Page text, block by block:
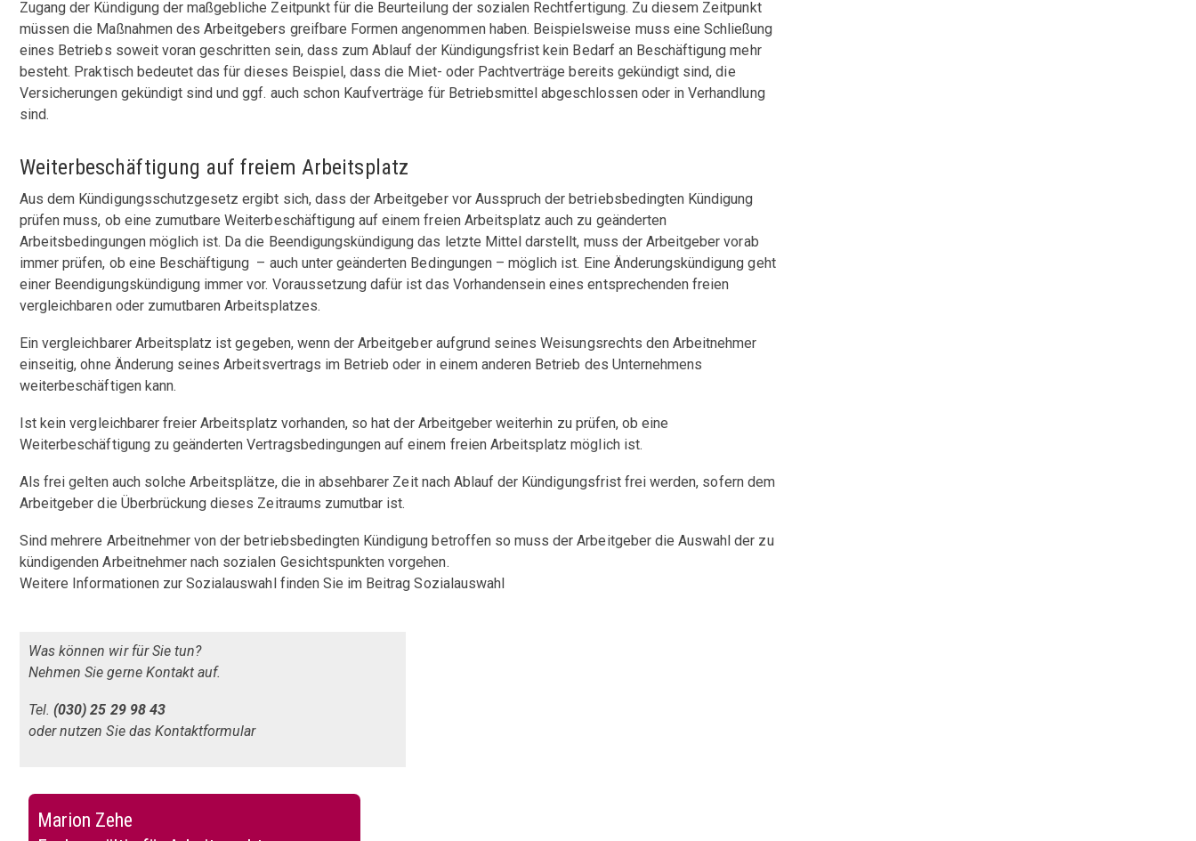
Zugang der Kündigung der maßgebliche Zeitpunkt für die Beurteilung der sozialen Rechtfertigung. Zu diesem Zeitpunkt
müssen die Maßnahmen des Arbeitgebers greifbare Formen angenommen haben. Beispielsweise muss eine Schließung
eines Betriebs soweit voran geschritten sein, dass zum Ablauf der Kündigungsfrist kein Bedarf an Beschäftigung mehr
besteht. Praktisch bedeutet das für dieses Beispiel, dass die Miet- oder Pachtverträge bereits gekündigt sind, die
Versicherungen gekündigt sind und ggf. auch schon Kaufverträge für Betriebsmittel abgeschlossen oder in Verhandlung
sind.
Weiterbeschäftigung auf freiem Arbeitsplatz
Aus dem Kündigungsschutzgesetz ergibt sich, dass der Arbeitgeber vor Ausspruch der betriebsbedingten Kündigung
prüfen muss, ob eine zumutbare Weiterbeschäftigung auf einem freien Arbeitsplatz auch zu geänderten
Arbeitsbedingungen möglich ist. Da die Beendigungskündigung das letzte Mittel darstellt, muss der Arbeitgeber vorab
immer prüfen, ob eine Beschäftigung – auch unter geänderten Bedingungen – möglich ist. Eine Änderungskündigung geht
einer Beendigungskündigung immer vor. Voraussetzung dafür ist das Vorhandensein eines entsprechenden freien
vergleichbaren oder zumutbaren Arbeitsplatzes.
Ein vergleichbarer Arbeitsplatz ist gegeben, wenn der Arbeitgeber aufgrund seines Weisungsrechts den Arbeitnehmer
einseitig, ohne Änderung seines Arbeitsvertrags im Betrieb oder in einem anderen Betrieb des Unternehmens
weiterbeschäftigen kann.
Ist kein vergleichbarer freier Arbeitsplatz vorhanden, so hat der Arbeitgeber weiterhin zu prüfen, ob eine
Weiterbeschäftigung zu geänderten Vertragsbedingungen auf einem freien Arbeitsplatz möglich ist.
Als frei gelten auch solche Arbeitsplätze, die in absehbarer Zeit nach Ablauf der Kündigungsfrist frei werden, sofern dem
Arbeitgeber die Überbrückung dieses Zeitraums zumutbar ist.
Sind mehrere Arbeitnehmer von der betriebsbedingten Kündigung betroffen so muss der Arbeitgeber die Auswahl der zu
kündigenden Arbeitnehmer nach sozialen Gesichtspunkten vorgehen.
Weitere Informationen zur Sozialauswahl finden Sie im Beitrag Sozialauswahl
Was können wir für Sie tun?
Nehmen Sie gerne Kontakt auf.
Tel.(030) 25 29 98 43
oder nutzen Sie das Kontaktformular
Marion Zehe